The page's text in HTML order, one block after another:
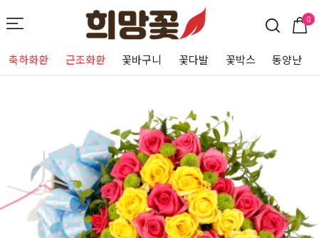
0
축하화환 근조화환 꽃바구니 꽃다발 꽃박스 동양난